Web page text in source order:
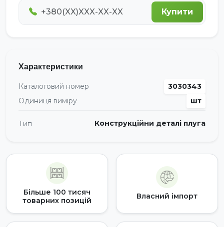
Купити
Характеристики
Каталоговий номер
3030343
Одиниця виміру
шт
Тип Конструкційни деталі плуга
Більше 100 тисяч
товарних позицій
Власний імпорт